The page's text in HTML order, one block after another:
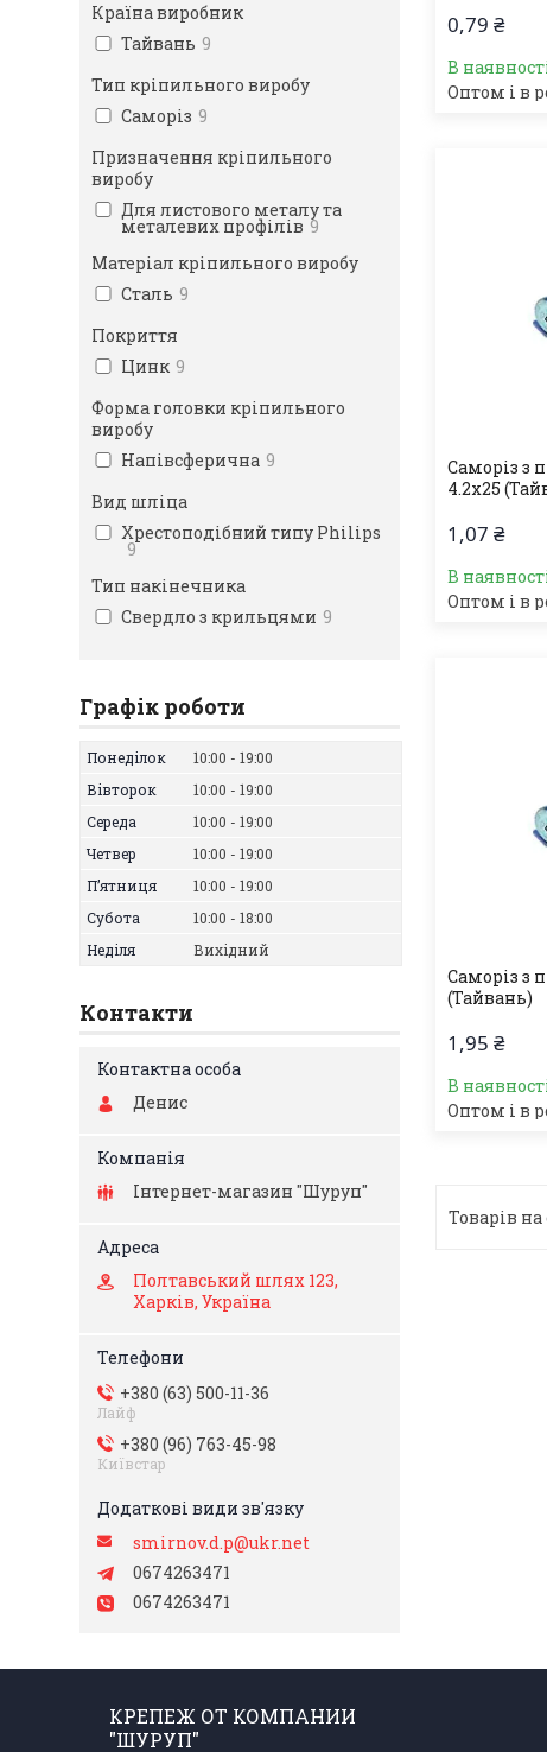
0,79 ₴
В
Оптом і в
Саморіз з
4.2х25
1,07 ₴
В
Оптом і в
Саморіз з
(Тайвань)
1,95 ₴
В
Оптом і в
Країна виробник
Тайвань 9
Тип кріпильного виробу
Саморіз 9
Призначення кріпильного
виробу
Для листового металу та
металевих профілів 9
Матеріал кріпильного виробу
Сталь 9
Покриття
Цинк 9
Форма головки кріпильного
виробу
Напівсферична 9
Вид шліца
Хрестоподібний типу Philips
9
Тип накінечника
Свердло з крильцями 9
Графік роботи
Понеділок 10:00
19:00
Вівторок
10:00
19:00
Середа
10:00
19:00
Четвер
10:00
19:00
Пʼятниця
10:00
19:00
Субота
10:00
18:00
Неділя
Вихідний
Контакти
Денис
Інтернет-магазин "Шуруп"
Полтавський шлях 123,
Харків, Україна
+380 (63) 500-11-36
Лайф
+380 (96) 763-45-98
Київстар
smirnov.d.p@ukr.net
0674263471
0674263471
КРЕПЕЖ ОТ КОМПАНИИ
"ШУРУП"